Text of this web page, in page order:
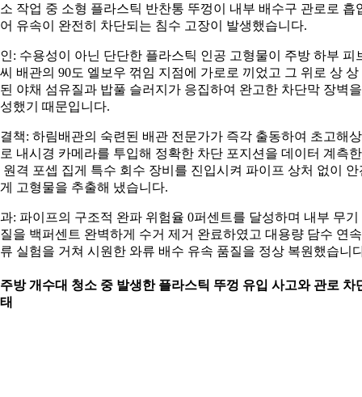
작업 중 소형 플라스틱 반찬통 뚜껑이 내부 배수구 관로로 흡
유속이 완전히 차단되는 침수 고장이 발생했습니다.
: 수용성이 아닌 단단한 플라스틱 인공 고형물이 주방 하부 피
배관의 90도 엘보우 꺾임 지점에 가로로 끼었고 그 위로 상 상
야채 섬유질과 밥풀 슬러지가 응집하여 완고한 차단막 장벽을
했기 때문입니다.
책: 하림배관의 숙련된 배관 전문가가 즉각 출동하여 초고해
내시경 카메라를 투입해 정확한 차단 포지션을 데이터 계측한
원격 포셉 집게 특수 회수 장비를 진입시켜 파이프 상처 없이 안
고형물을 추출해 냈습니다.
: 파이프의 구조적 완파 위험율 0퍼센트를 달성하며 내부 무기
을 백퍼센트 완벽하게 수거 제거 완료하였고 대용량 담수 연속
실험을 거쳐 시원한 와류 배수 유속 품질을 정상 복원했습니
방 개수대 청소 중 발생한 플라스틱 뚜껑 유입 사고와 관로 차